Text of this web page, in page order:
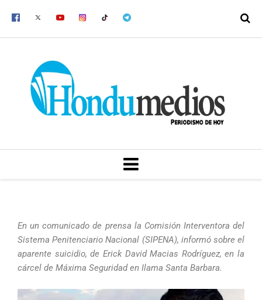
MENU
En un comunicado de prensa la Comisión Interventora del
Sistema Penitenciario Nacional (SIPENA), informó sobre el
aparente suicidio, de Erick David Macias Rodríguez, en la
cárcel de Máxima Seguridad en Ilama Santa Barbara.